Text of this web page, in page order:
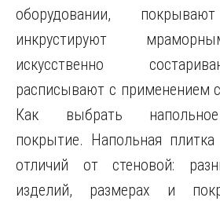
оборудовании,
инкрустируют
искусственно
расписывают с применением
Как выбрать напольное
покрытие. Напольная
отличий от стеновой:
изделий, размерах и